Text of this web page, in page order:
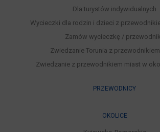
Dla turystów indywidualnych
Wycieczki dla rodzin i dzieci z
Zamów wycieczkę /
Zwiedzanie Torunia z
Zwiedzanie z przewodnikiem miast w
PRZEWODNICY
OKOLICE